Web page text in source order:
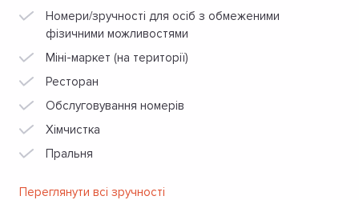
Номери/зручності для осіб з обмеженими
фізичними можливостями
Міні-маркет (на території)
Ресторан
Обслуговування номерів
Хімчистка
Пральня
Переглянути всі зручності